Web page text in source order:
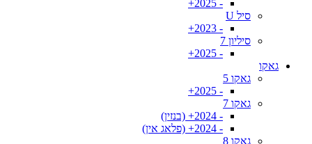
- 2025+
סיל U
- 2023+
סיליון 7
- 2025+
גאקו
גאקו 5
- 2025+
גאקו 7
- 2024+ (בנזין)
- 2024+ (פלאג אין)
גאקו 8